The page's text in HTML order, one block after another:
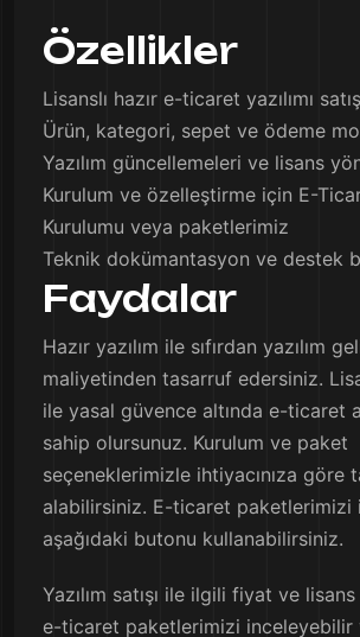
Özellikler
Lisanslı hazır e-ticaret yazılımı
Ürün, kategori, sepet ve ödeme
Yazılım güncellemeleri ve lisans
Kurulum ve özelleştirme için E-
Kurulumu veya paketlerimiz
Teknik dokümantasyon ve destek
Faydalar
Hazır yazılım ile sıfırdan yazılım
maliyetinden tasarruf edersiniz.
ile yasal güvence altında e-ticaret
sahip olursunuz. Kurulum ve paket
seçeneklerimizle ihtiyacınıza göre
alabilirsiniz. E-ticaret paketlerimizi
aşağıdaki butonu kullanabilirsiniz.
Yazılım satışı ile ilgili fiyat ve
e-ticaret paketlerimizi inceleyebilir